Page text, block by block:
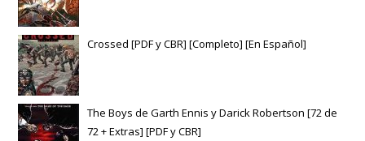
Crossed [PDF y CBR] [Completo] [En Español]
The Boys de Garth Ennis y Darick Robertson [72 de
72 + Extras] [PDF y CBR]